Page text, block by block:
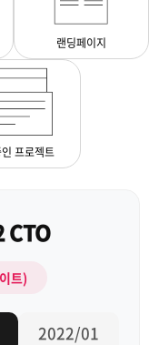
랜딩페이지
프로젝트
CTO
트)
2022/01